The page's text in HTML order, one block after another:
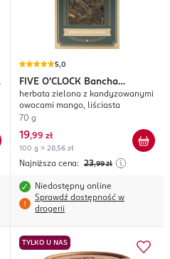
5,0
FIVE O'CLOCK Bancha
Słodkie Mango
herbata zielona z kandyzowanymi
owocami mango, liściasta
70 g
19,99 zł
100 g = 28,56 zł
Najniższa cena: 23,99 zł
Niedostępny online
Sprawdź dostępność w
drogerii
TYLKO U NAS